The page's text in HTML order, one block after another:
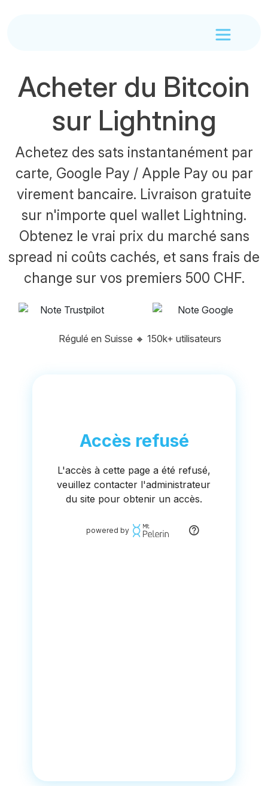
Acheter du Bitcoin
sur Lightning
Achetez des sats instantanément par
carte, Google Pay / Apple Pay ou par
virement bancaire. Livraison gratuite
sur n'importe quel wallet Lightning.
Obtenez le vrai prix du marché sans
spread ni coûts cachés, et sans frais de
change sur vos premiers 500 CHF.
Régulé en Suisse 🔸 150k+ utilisateurs